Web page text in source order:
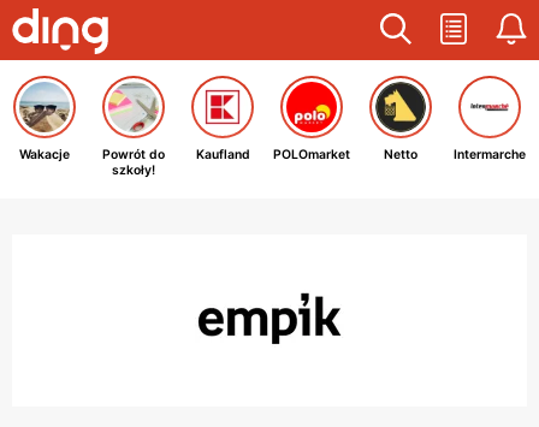
Wakacje
Powrót do
szkoły!
Kaufland POLOmarket Netto Intermarche